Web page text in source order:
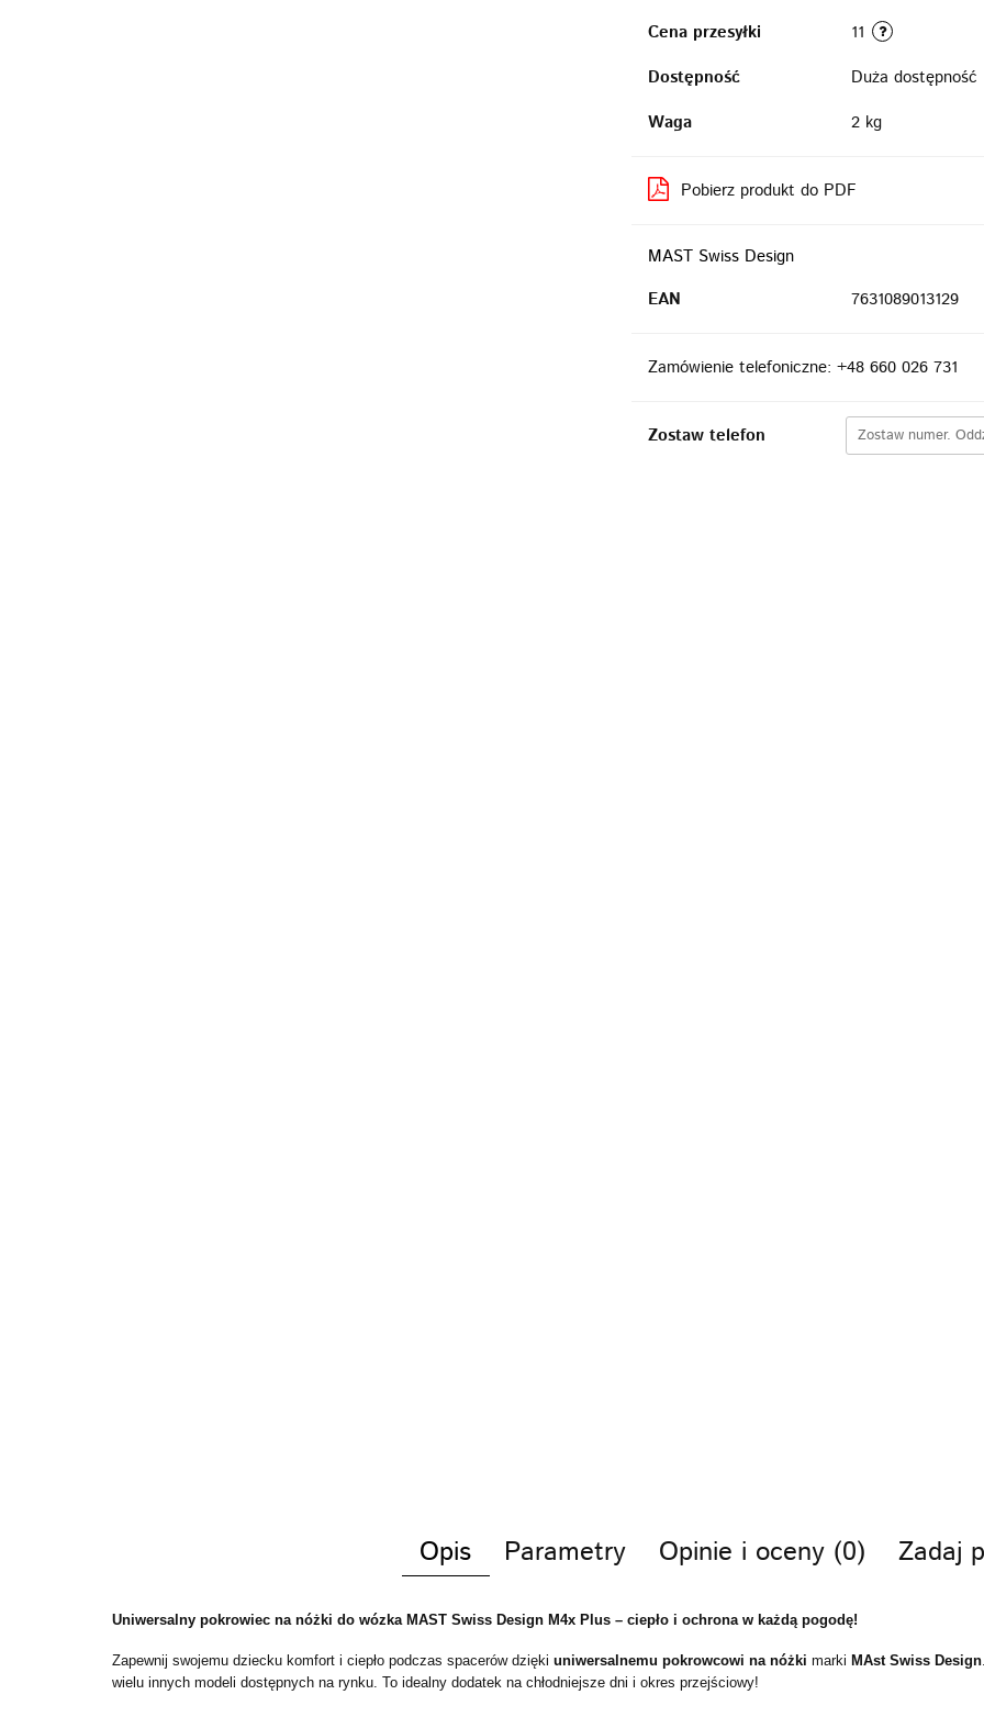
Cena przesyłki
11
Dostępność
Duża dostępność
Waga
2 kg
Pobierz produkt do PDF
MAST Swiss Design
EAN
7631089013129
Zamówienie telefoniczne: +48 660 026 731
Zostaw telefon
Opis Parametry Opinie i oceny (0) Zadaj
Uniwersalny pokrowiec na nóżki do wózka MAST Swiss Design M4x Plus – ciepło i ochrona w każdą pogodę!
Zapewnij swojemu dziecku komfort i ciepło podczas spacerów dzięki uniwersalnemu pokrowcowi na nóżki marki MAst Swiss Design
wielu innych modeli dostępnych na rynku. To idealny dodatek na chłodniejsze dni i okres przejściowy!